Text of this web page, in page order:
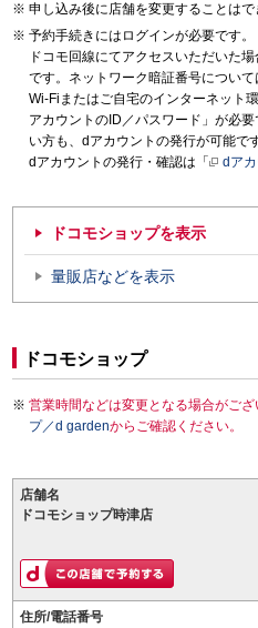
申し込み後に店舗を変更することはで
予約手続きにはログインが必要です。
ドコモ回線にてアクセスいただいた
です。ネットワーク暗証番号について
Wi-Fiまたはご自宅のインターネット
アカウントのID／パスワード」が必
い方も、dアカウントの発行が可能です
dアカウントの発行・確認は「
dア
ドコモショップを表示
量販店などを表示
ドコモショップ
営業時間などは変更となる場合がご
プ／d gardenからご確認ください。
店舗名
ドコモショップ時津店
住所/電話番号